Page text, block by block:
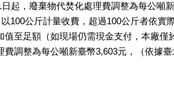
起，廢棄物代焚化處理費調整為每公噸
100公斤計量收費，超過100公斤者依實
值至足額（如現場仍需現金支付，本廠
費調整為每公噸新臺幣3,603元，（依據